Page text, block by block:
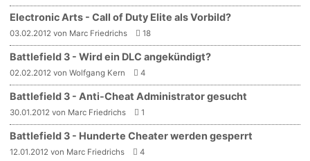
Electronic Arts - Call of Duty Elite als Vorbild?
03.02.2012 von Marc Friedrichs 18
Battlefield 3 - Wird ein DLC angekündigt?
02.02.2012 von Wolfgang Kern 4
Battlefield 3 - Anti-Cheat Administrator gesucht
30.01.2012 von Marc Friedrichs 1
Battlefield 3 - Hunderte Cheater werden gesperrt
12.01.2012 von Marc Friedrichs 4